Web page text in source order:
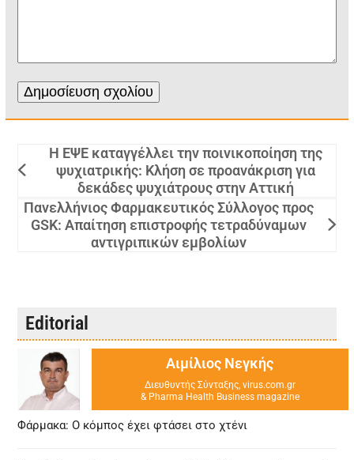
Η ΕΨΕ καταγγέλλει την ποινικοποίηση της
ψυχιατρικής: Κλήση σε προανάκριση για
δεκάδες ψυχιάτρους στην Αττική
Πανελλήνιος Φαρμακευτικός Σύλλογος προς
GSK: Απαίτηση επιστροφής τετραδύναμων
αντιγριπικών εμβολίων
Editorial
Αιμίλιος Νεγκής
Διευθυντής Σύνταξης, virus.com.gr
& Pharma Health Business magazine
Φάρμακα: Ο κόμπος έχει φτάσει στο χτένι